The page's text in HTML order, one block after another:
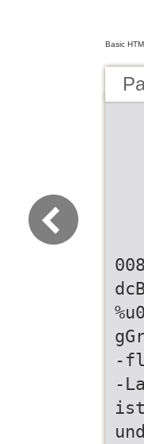
Basic
-
-